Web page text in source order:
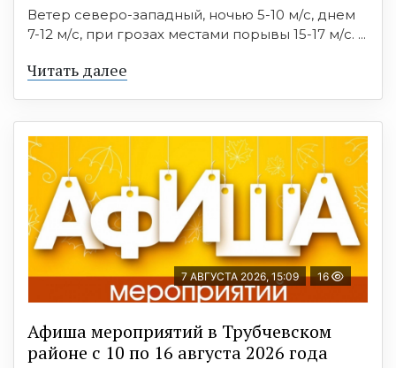
Ветер северо-западный, ночью 5-10 м/с, днем
7-12 м/с, при грозах местами порывы 15-17 м/с. ...
Читать далее
7 АВГУСТА 2026, 15:09 16
Афиша мероприятий в Трубчевском
районе с 10 по 16 августа 2026 года